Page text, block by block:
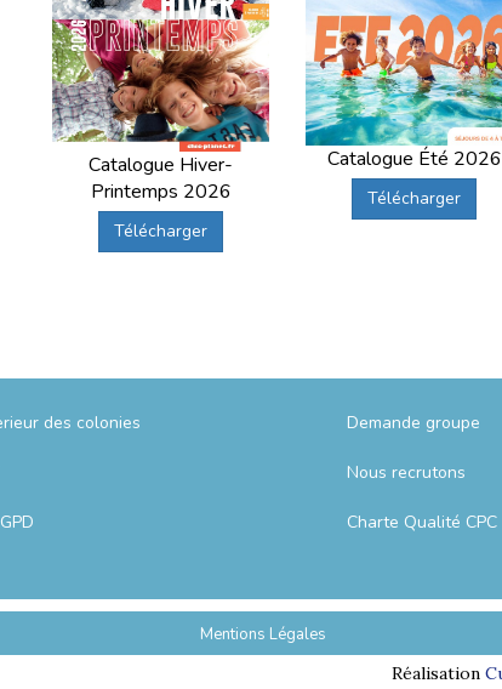
Catalogue Hiver-
Printemps 2026
Télécharger
Catalogue Été 2026
Télécharger
des colonies Demande groupe
Nous recrutons
Charte Qualité CPC
Mentions Légales
Réalisation